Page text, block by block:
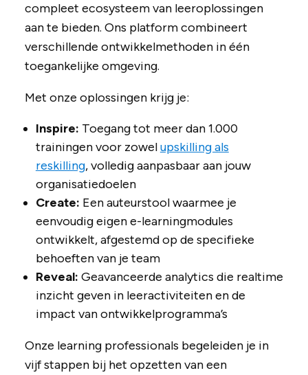
compleet ecosysteem van leeroplossingen
aan te bieden. Ons platform combineert
verschillende ontwikkelmethoden in één
toegankelijke omgeving.
Met onze oplossingen krijg je:
Inspire: Toegang tot meer dan 1.000
trainingen voor zowelupskilling als
reskilling, volledig aanpasbaar aan jouw
organisatiedoelen
Create: Een auteurstool waarmee je
eenvoudig eigen e-learningmodules
ontwikkelt, afgestemd op de specifieke
behoeften van je team
Reveal: Geavanceerde analytics die realtime
inzicht geven in leeractiviteiten en de
impact van ontwikkelprogramma’s
Onze learning professionals begeleiden je in
vijf stappen bij het opzetten van een